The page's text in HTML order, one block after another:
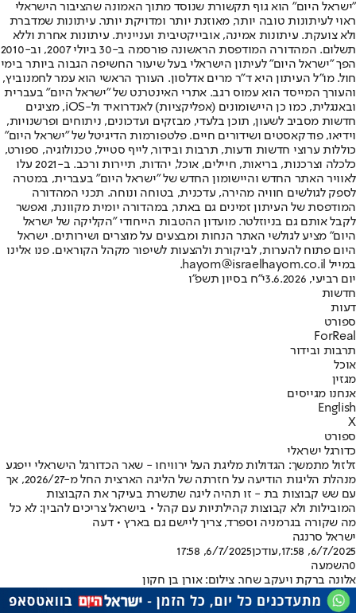
"ישראל היום" הוא גוף תקשורת שנוסד מתוך האמונה שהציבור הישראלי
ראוי לעיתונות טובה יותר, מאוזנת יותר ומדויקת יותר. עיתונות שמדברת
ולא צועקת. עיתונות אמינה, אובייקטיבית ועניינית. עיתונות אחרת וללא
תשלום. המהדורה המודפסת הראשונה פורסמה ב-30 ביולי 2007, וב-2010
הפך "ישראל היום" לעיתון הישראלי בעל שיעור החשיפה הגבוה ביותר בימי
חול. מו"ל העיתון היא ד"ר מרים אדלסון. העורך הראשי הוא עמר לחמנוביץ,
והעורך המייסד הוא עמוס רגב. אתרי האינטרנט של "ישראל היום" בעברית
ובאנגלית, כמו כן היישומונים (אפליקציות) לאנדרואיד ול-iOS, מציגים
חדשות מסביב לשעון, תוכן בלעדי, מבזקים ועדכונים, ניתוחים ופרשנויות,
וידיאו, פודקאסטים ושידורים חיים. פלטפורמות הדיגיטל של "ישראל היום"
כוללות ערוצי חדשות ודעות, תרבות ובידור, לייף סטייל, טכנולוגיה, ספורט,
כלכלה וצרכנות, בריאות, חיילים, אוכל, יהדות, תיירות ורכב. ב-2021 עלו
לאוויר האתר החדש והיישומון החדש של "ישראל היום" בעברית, במטרה
לספק לגולשים חוויה מהירה, עדכנית, בטוחה ונוחה. תכני המהדורה
המודפסת של העיתון זמינים גם באתר, במהדורה יומית מקוונת, ואפשר
לקבל אותם גם בניוזלטר. מועדון ההטבות הייחודי "הקליקה של ישראל
היום" מציע לגולשי האתר הנחות ומבצעים על מוצרים ושירותים. ישראל
היום פתוח להערות, לביקורת ולהצעות לשיפור מקהל הקוראים. פנו אלינו
במייל hayom@israelhayom.co.il.
יום רביעי, 3.6.2026
י"ח בסיון תשפ"ו
חדשות
דעות
ספורט
ForReal
תרבות ובידור
אוכל
מגזין
אנחנו מגייסים
English
X
ספורט
כדורגל ישראלי
זלזול מתמשך: הגדולות מליגת העל ירוויחו - שאר הכדורגל הישראלי ייפגע
מנהלת הליגות הודיעה על חזרתה של הליגה הארצית החל מ-2026/27, אך
עם שש קבוצות בת - זו תהיה ליגה שתשרת בעיקר את הקבוצות
המובילות ולא קבוצות קהילתיות עם קהל • בישראל צריכים להבין: לא כל
מה שקורה בגרמניה וספרד, צריך ליישם גם בארץ • דעה
ישראל סרנגה
6/7/2025, 17:58
,עודכן6/7/2025, 17:58
0השמעה
אלונה ברקת ויעקב שחר. צילום: אורן בן חקון